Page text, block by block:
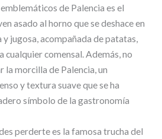
de Palencia es el
asado al horno que se deshace en
y jugosa, acompañada de patatas,
comensal. Además, no
la morcilla de Palencia, un
y textura suave que se ha
símbolo de la gastronomía
perderte es la famosa trucha del